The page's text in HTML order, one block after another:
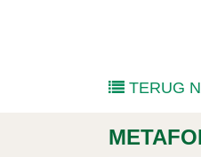
TERUG